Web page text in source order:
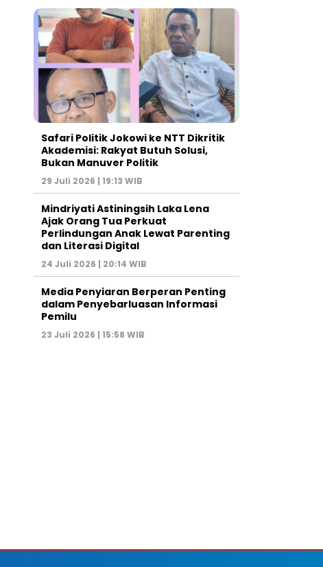
Safari Politik Jokowi ke NTT Dikritik
Akademisi: Rakyat Butuh Solusi,
Bukan Manuver Politik
29 Juli 2026 | 19:13 WIB
Mindriyati Astiningsih Laka Lena
Ajak Orang Tua Perkuat
Perlindungan Anak Lewat Parenting
dan Literasi Digital
24 Juli 2026 | 20:14 WIB
Media Penyiaran Berperan Penting
dalam Penyebarluasan Informasi
Pemilu
23 Juli 2026 | 15:58 WIB